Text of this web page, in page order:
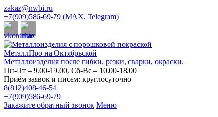
zakaz@nwbi.ru
+7(909)586-69-79 (MAX, Telegram)
МеталлПро на Октябрьской
Металлоизделия после гибки, резки, сварки, окраски.
Пн-Пт – 9.00-19.00, Сб-Вс – 10.00-18.00
Приём заявок и писем: круглосуточно
8(812)408-46-54
+7(909)586-69-79
Закажите обратный звонок Меню